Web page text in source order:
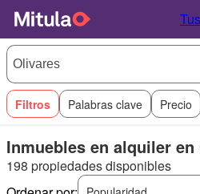
Filtros Palabras clave Precio
Inmuebles en alquiler
198 propiedades disponibles